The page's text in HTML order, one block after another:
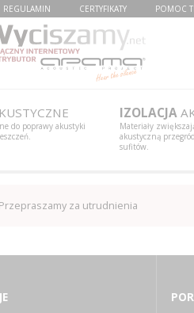
REGULAMIN CERTYFIKATY POMOC
do poprawy akustyki
IZOLACJA
Materiały
akustyczną
sufitów.
za utrudnienia